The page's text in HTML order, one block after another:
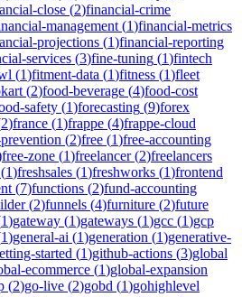
close (2)financial-crime
management (1)financial-metrics
projections (1)financial-reporting
services (3)fine-tuning (1)fintech
(1)fitment-data (1)fitness (1)fleet
(2)food-beverage (4)food-cost
safety (1)forecasting (9)forex
2)france (1)frappe (4)frappe-cloud
(2)free (1)free-accounting
free-zone (1)freelancer(2)freelancers
(1)freshsales (1)freshworks (1)frontend
(7)functions (2)fund-accounting
(2)funnels (4)furniture (2)future
1)gateway (1)gateways (1)gcc (1)gcp
1)general-ai (1)generation (1)generative-
started (1)github-actions (3)global
ecommerce (1)global-expansion
(2)go-live (2)gobd (1)gohighlevel